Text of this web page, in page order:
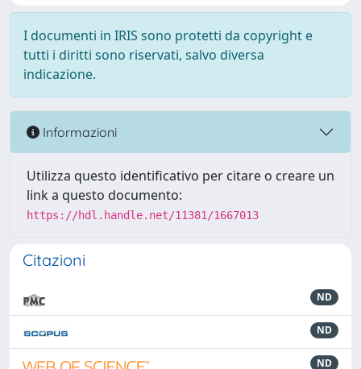
I documenti in IRIS sono protetti da copyright e
tutti i diritti sono riservati, salvo diversa
indicazione.
Informazioni
Utilizza questo identificativo per citare o creare un
link a questo documento:
https://hdl.handle.net/11381/1667013
Citazioni
ND
ND
ND